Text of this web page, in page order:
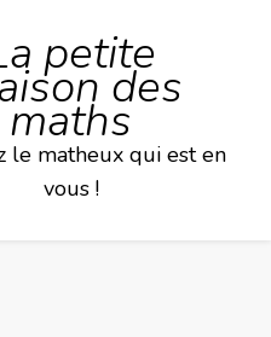
petite
des
maths
le matheux qui est en
vous !